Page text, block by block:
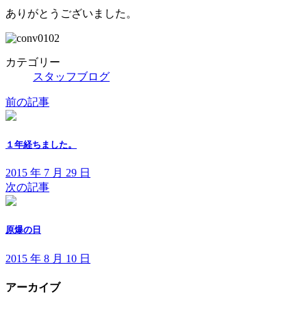
ありがとうございました。
カテゴリー
スタッフブログ
前の記事
１年経ちました。
2015 年 7 月 29 日
次の記事
原爆の日
2015 年 8 月 10 日
アーカイブ